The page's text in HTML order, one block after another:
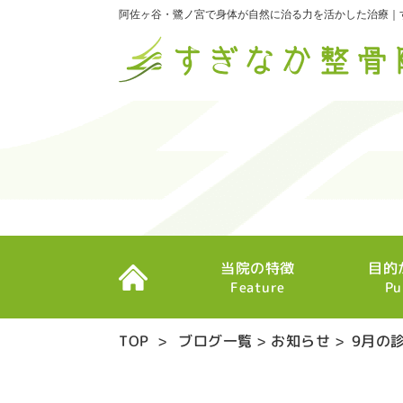
阿佐ヶ谷・鷺ノ宮で身体が自然に治る力を活かした治療
当院の特徴
Feature
目的
TOP > ブログ一覧 > お知らせ > 9月の